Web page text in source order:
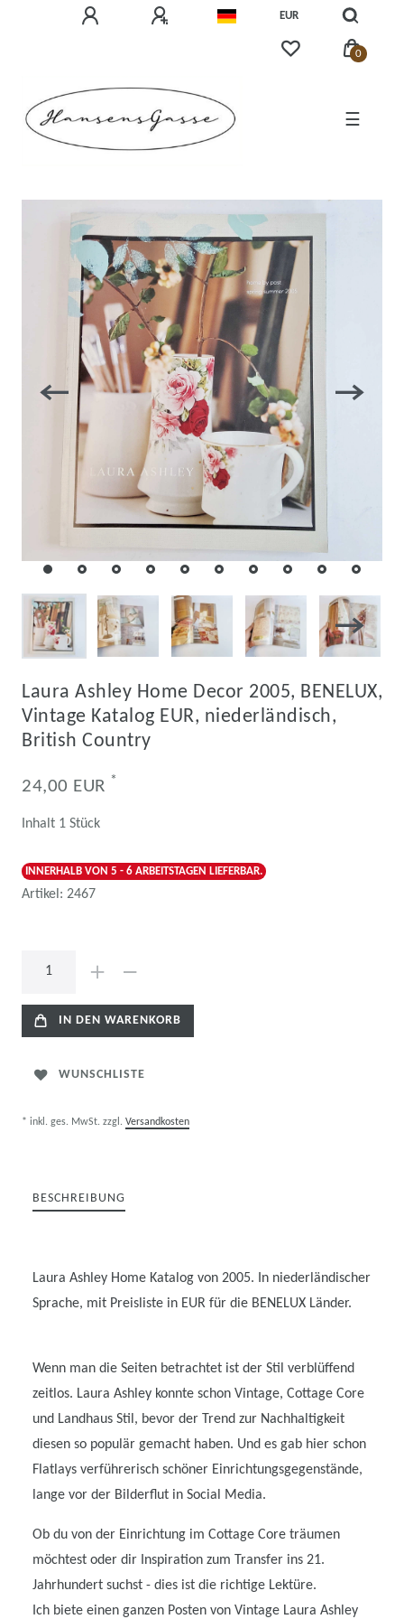
EUR
0
☰
Laura Ashley Home Decor 2005, BENELUX,
Vintage Katalog EUR, niederländisch,
British Country
24,00 EUR *
Inhalt 1 Stück
INNERHALB VON 5 - 6 ARBEITSTAGEN LIEFERBAR.
Artikel: 2467
IN DEN WARENKORB
WUNSCHLISTE
* inkl. ges. MwSt. zzgl. Versandkosten
BESCHREIBUNG
Laura Ashley Home Katalog von 2005. In niederländischer
Sprache, mit Preisliste in EUR für die BENELUX Länder.
Wenn man die Seiten betrachtet ist der Stil verblüffend
zeitlos. Laura Ashley konnte schon Vintage, Cottage Core
und Landhaus Stil, bevor der Trend zur Nachhaltigkeit
diesen so populär gemacht haben. Und es gab hier schon
Flatlays verführerisch schöner Einrichtungsgegenstände,
lange vor der Bilderflut in Social Media.
Ob du von der Einrichtung im Cottage Core träumen
möchtest oder dir Inspiration zum Transfer ins 21.
Jahrhundert suchst - dies ist die richtige Lektüre.
Ich biete einen ganzen Posten von Vintage Laura Ashley